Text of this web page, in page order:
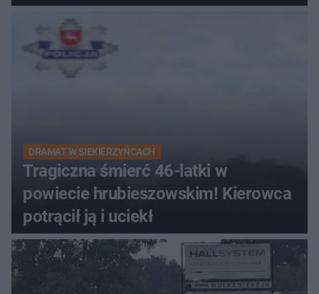
DRAMAT W SIEKIERZYŃCACH
Tragiczna śmierć 46-latki w
powiecie hrubieszowskim! Kierowca
potrącił ją i uciekł